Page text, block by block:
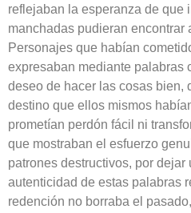
reflejaban la esperanza de que
manchadas pudieran encontrar
Personajes que habían
expresaban mediante palabras
deseo de hacer las cosas bien,
destino que ellos mismos
prometían perdón fácil ni
que mostraban el esfuerzo
patrones destructivos, por dejar
autenticidad de estas palabras
redención no borraba el